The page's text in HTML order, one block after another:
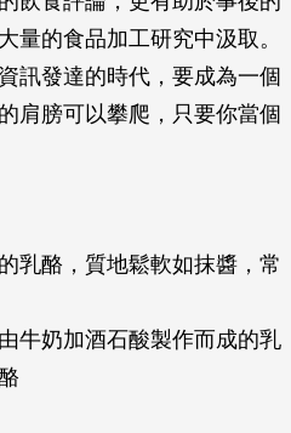
量的食品加工研究中汲取。
訊發達的時代，要成為一個
肩膀可以攀爬，只要你當個
乳酪，質地鬆軟如抹醬，常
牛奶加酒石酸製作而成的乳